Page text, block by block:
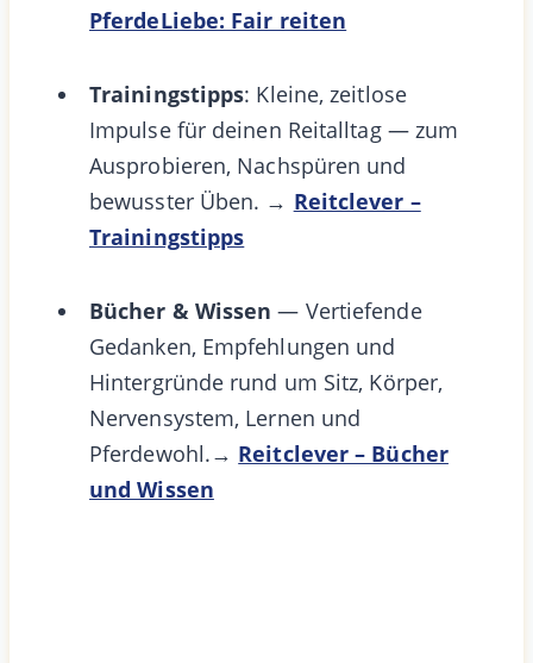
PferdeLiebe: Fair reiten
Trainingstipps: Kleine, zeitlose
Impulse für deinen Reitalltag — zum
Ausprobieren, Nachspüren und
bewusster Üben. → Reitclever –
Trainingstipps
Bücher & Wissen — Vertiefende
Gedanken, Empfehlungen und
Hintergründe rund um Sitz, Körper,
Nervensystem, Lernen und
Pferdewohl.→ Reitclever – Bücher
und Wissen